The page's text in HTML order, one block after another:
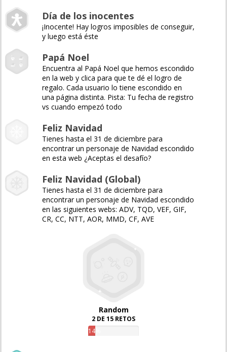
Día de los inocentes
¡Inocente! Hay logros imposibles de conseguir,
y luego está éste
Papá Noel
Encuentra al Papá Noel que hemos escondido
en la web y clica para que te dé el logro de
regalo. Cada usuario lo tiene escondido en
una página distinta. Pista: Tu fecha de registro
vs cuando empezó todo
Feliz Navidad
Tienes hasta el 31 de diciembre para
encontrar un personaje de Navidad escondido
en esta web ¿Aceptas el desafío?
Feliz Navidad (Global)
Tienes hasta el 31 de diciembre para
encontrar un personaje de Navidad escondido
en las siguientes webs: ADV, TQD, VEF, GIF,
CR, CC, NTT, AOR, MMD, CF, AVE
Random
2 DE 15 RETOS
14%